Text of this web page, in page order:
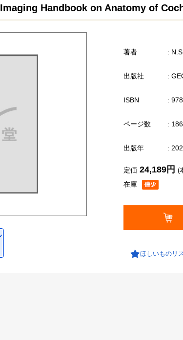
Imaging Handbook on Anatomy of
著者 :
出版社 :
ISBN :
ページ数 :
出版年 :
在庫
定価 24,189円 (
ほしいものリ